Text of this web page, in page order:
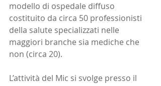
modello di ospedale diffuso
costituito da circa 50 professionisti
della salute specializzati nelle
maggiori branche sia mediche che
non (circa 20).
L’attività del Mic si svolge presso il